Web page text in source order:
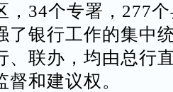
，34个专署，277
了银行工作的集中
、联办，均由总行
和建议权。